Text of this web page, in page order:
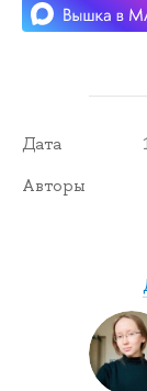
Дата
Авторы